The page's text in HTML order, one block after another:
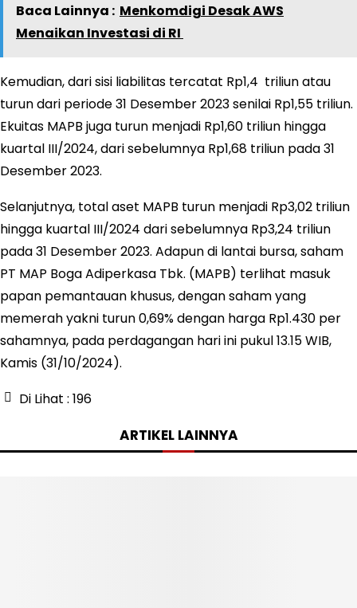
Baca Lainnya : Menkomdigi Desak AWS
Menaikan Investasi di RI
Kemudian, dari sisi liabilitas tercatat Rp1,4 triliun atau
turun dari periode 31 Desember 2023 senilai Rp1,55 triliun.
Ekuitas MAPB juga turun menjadi Rp1,60 triliun hingga
kuartal III/2024, dari sebelumnya Rp1,68 triliun pada 31
Desember 2023.
Selanjutnya, total aset MAPB turun menjadi Rp3,02 triliun
hingga kuartal III/2024 dari sebelumnya Rp3,24 triliun
pada 31 Desember 2023. Adapun di lantai bursa, saham
PT MAP Boga Adiperkasa Tbk. (MAPB) terlihat masuk
papan pemantauan khusus, dengan saham yang
memerah yakni turun 0,69% dengan harga Rp1.430 per
sahamnya, pada perdagangan hari ini pukul 13.15 WIB,
Kamis (31/10/2024).
Di Lihat : 196
ARTIKEL LAINNYA